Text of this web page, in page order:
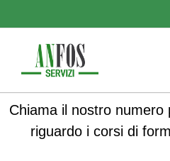
Chiama il nostro
riguardo i corsi di